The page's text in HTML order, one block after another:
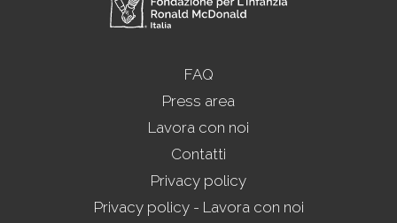
FAQ
Press area
Lavora con noi
Contatti
Privacy policy
Privacy policy - Lavora con noi